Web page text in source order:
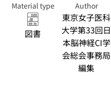
Material type
図書
Author
東京女子医科
大学第33回日
本脳神経CI学
会総会事務局
編集